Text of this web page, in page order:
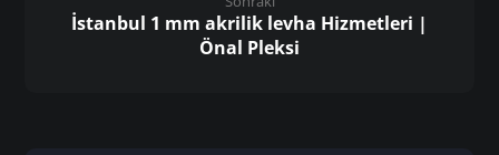
İstanbul 1 mm akrilik levha Hizmetleri |
Önal Pleksi